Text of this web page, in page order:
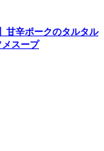
甘辛ポークのタルタル
スープ